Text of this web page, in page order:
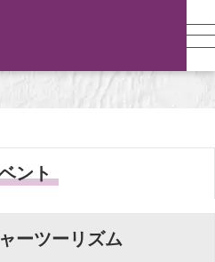
ント
ーツーリズム